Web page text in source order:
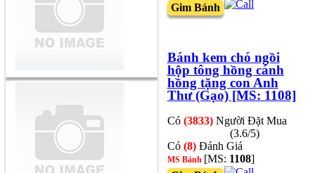
Gim Bánh
Bánh kem chó ngồi
hộp tông hồng cánh
hồng tặng con Anh
Thư (Gạo) [MS: 1108]
Có (3833)Người Đặt Mua
(3.6/5)
Có(8) Đánh Giá
MS Bánh [MS: 1108]